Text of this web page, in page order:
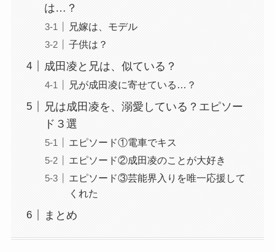
は…？
兄嫁は、モデル
子供は？
成田凌と兄は、似ている？
兄が成田凌に寄せている…？
兄は成田凌を、溺愛している？エピソー
ド３選
エピソード①電車でキス
エピソード②成田凌のことが大好き
エピソード③芸能界入りを唯一応援して
くれた
まとめ